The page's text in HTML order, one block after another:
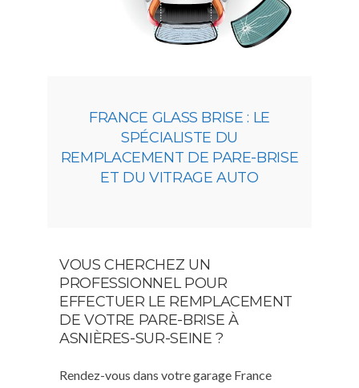
FRANCE GLASS BRISE : LE
SPÉCIALISTE DU
REMPLACEMENT DE PARE-BRISE
ET DU VITRAGE AUTO
VOUS CHERCHEZ UN
PROFESSIONNEL POUR
EFFECTUER LE REMPLACEMENT
DE VOTRE PARE-BRISE À
ASNIÈRES-SUR-SEINE ?
Rendez-vous dans votre garage France